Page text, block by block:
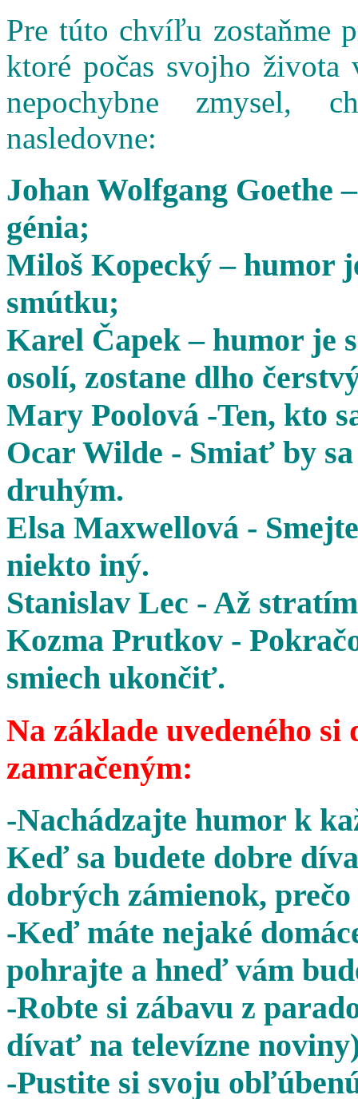
Pre túto chvíľu zostaňme
ktoré počas svojho
nepochybne zmysel,
nasledovne:
Johan Wolfgang Goethe
génia;
Miloš Kopecký – humor
smútku;
Karel Čapek – humor je
osolí, zostane dlho
Mary Poolová -Ten, kto
Ocar Wilde - Smiať by
druhým.
Elsa Maxwellová -
niekto iný.
Stanislav Lec - Až
Kozma Prutkov -
smiech ukončiť.
Na základe uvedeného
zamračeným:
-Nachádzajte humor k
Keď sa budete dobre
dobrých zámienok,
-Keď máte nejaké
pohrajte a hneď vám
-Robte si zábavu z
dívať na televízne
-Pustite si svoju